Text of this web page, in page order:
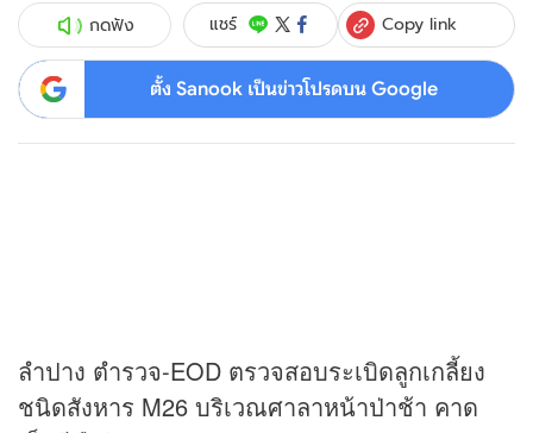
กดฟัง แชร์ Copy link
ตั้ง Sanook เป็นข่าวโปรดบน Google
ลำปาง ตำรวจ-EOD ตรวจสอบระเบิดลูกเกลี้ยง
ชนิดสังหาร M26 บริเวณศาลาหน้าป่าช้า คาด